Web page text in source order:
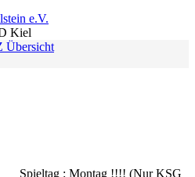
e.V.
Kiel
Übersicht
Spieltag : Montag !!!! (Nur KSG